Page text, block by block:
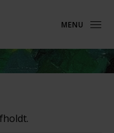
MENU